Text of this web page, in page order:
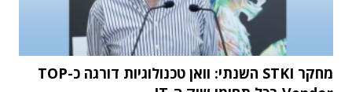
מחקר STKI השנתי: וואן טכנולוגיות דורגה כ-TOP